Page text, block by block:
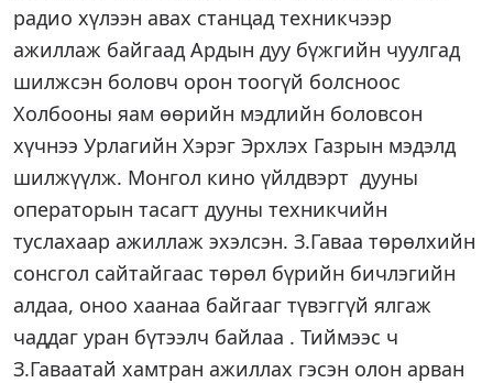
радио хүлээн авах станцад техникчээр
ажиллаж байгаад Ардын дуу бүжгийн чуулгад
шилжсэн боловч орон тоогүй болсноос
Холбооны яам өөрийн мэдлийн боловсон
хүчнээ Урлагийн Хэрэг Эрхлэх Газрын мэдэлд
шилжүүлж. Монгол кино үйлдвэрт дууны
операторын тасагт дууны техникчийн
туслахаар ажиллаж эхэлсэн. З.Гаваа төрөлхийн
сонсгол сайтайгаас төрөл бүрийн бичлэгийн
алдаа, оноо хаанаа байгааг түвэггүй ялгаж
чаддаг уран бүтээлч байлаа . Тиймээс ч
З.Гаваатай хамтран ажиллах гэсэн олон арван